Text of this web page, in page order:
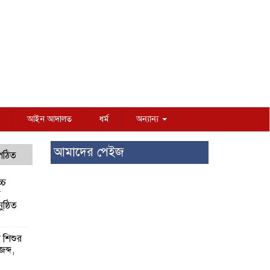
আইন আদালত ধর্ম অন্যান্য
শিশুর
আমাদের পেইজ